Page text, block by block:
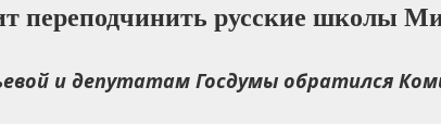
переподчинить русские школы
и депутатам Госдумы обратился